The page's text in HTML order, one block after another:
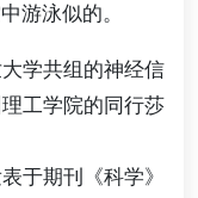
游泳似的。
学共组的神经信
工学院的同行莎
于期刊《科学》